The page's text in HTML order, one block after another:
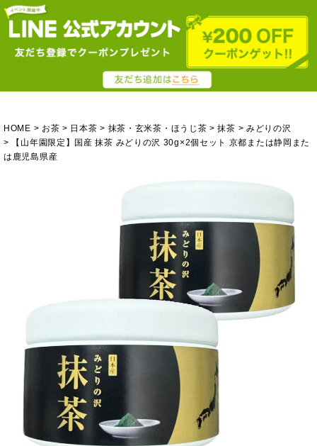
HOME お茶 日本茶 抹茶・玄米茶・ほうじ茶 抹茶
みどりの沢
【山年園限定】国産 抹茶 みどりの沢 30g×2個セット 京都または静岡また
は鹿児島県産